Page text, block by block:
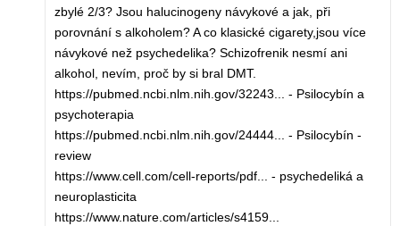
zbylé 2/3? Jsou halucinogeny návykové a jak, při
porovnání s alkoholem? A co klasické cigarety,jsou více
návykové než psychedelika? Schizofrenik nesmí ani
alkohol, nevím, proč by si bral DMT.
https://pubmed.ncbi.nlm.nih.gov/32243... - Psilocybín a
psychoterapia
https://pubmed.ncbi.nlm.nih.gov/24444... - Psilocybín -
review
https://www.cell.com/cell-reports/pdf... - psychedeliká a
neuroplasticita
https://www.nature.com/articles/s4159...